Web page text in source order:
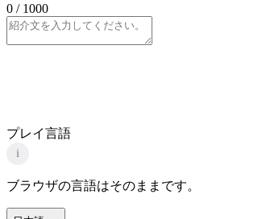
0 / 1000
プレイ言語
i
ブラウザの言語はそのままです。